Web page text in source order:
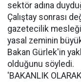
sektör adına
Çalıştay sonrası
gazetecilik
yasal zeminin
Bakan Gürlek'in
olduğunu söyledi.
'BAKANLIK